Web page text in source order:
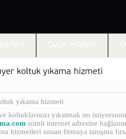
yıkama hizmeti
koltuklarınızı yıkatmak mı
isimli internet adresine
hizmetleri sunan firmaya tanışma